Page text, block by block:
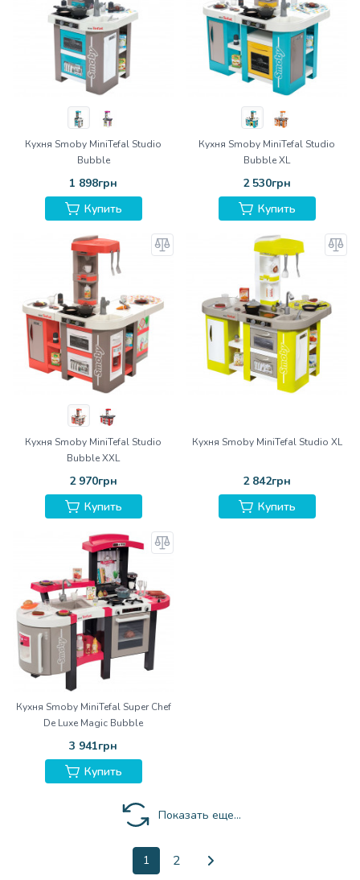
Кухня Smoby MiniTefal Studio
Bubble
1 898грн
Купить
Кухня Smoby MiniTefal Studio
Bubble XL
2 530грн
Купить
Кухня Smoby MiniTefal Studio
Bubble XXL
2 970грн
Купить
Кухня Smoby MiniTefal Studio XL
2 842грн
Купить
Кухня Smoby MiniTefal Super Chef
De Luxe Magic Bubble
3 941грн
Купить
Показать еще...
1 2